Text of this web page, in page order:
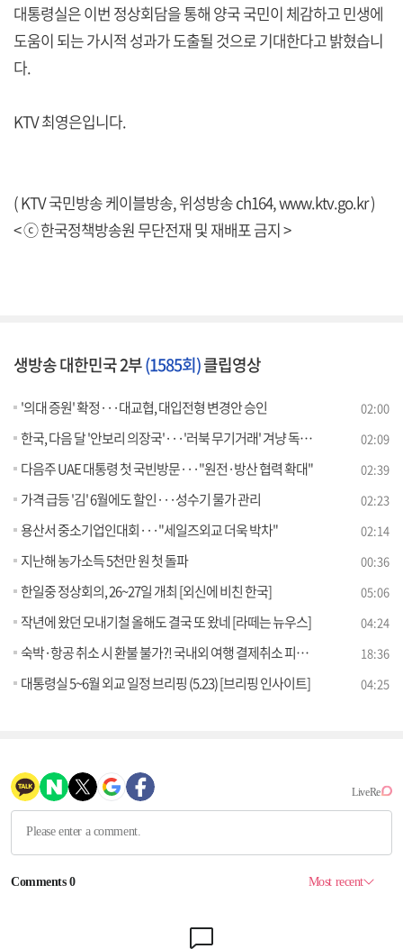
대통령실은 이번 정상회담을 통해 양국 국민이 체감하고 민생에
도움이 되는 가시적 성과가 도출될 것으로 기대한다고 밝혔습니
다.
KTV 최영은입니다.
( KTV 국민방송 케이블방송, 위성방송 ch164,www.ktv.go.kr)
< ⓒ 한국정책방송원 무단전재 및 재배포 금지 >
생방송 대한민국 2부(1585회)클립영상
'의대 증원' 확정···대교협, 대입전형 변경안 승인 02:00
한국, 다음 달 '안보리 의장국'···'러북 무기거래' 겨냥 독자제재 02:09
다음주 UAE 대통령 첫 국빈방문···"원전·방산 협력 확대" 02:39
가격 급등 '김' 6월에도 할인···성수기 물가 관리 02:23
용산서 중소기업인대회···"세일즈외교 더욱 박차" 02:14
지난해 농가소득 5천만 원 첫 돌파 00:36
한일중 정상회의, 26~27일 개최 [외신에 비친 한국] 05:06
작년에 왔던 모내기철 올해도 결국 또 왔네 [라떼는 뉴우스] 04:24
숙박·항공 취소 시 환불 불가?! 국내외 여행 결제취소 피해 예방법! [잘 사는 법] 18:36
대통령실 5~6월 외교 일정 브리핑 (5.23) [브리핑 인사이트] 04:25